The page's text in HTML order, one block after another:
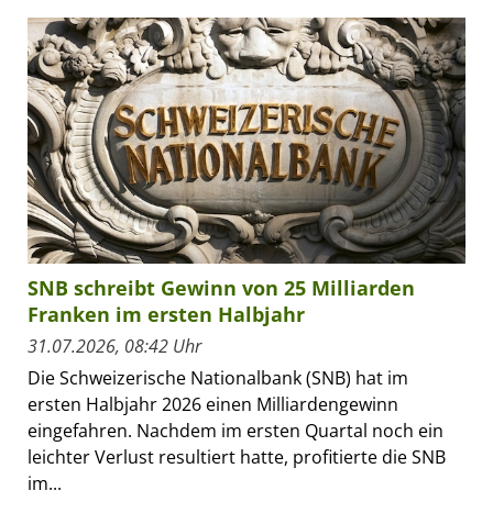
SNB schreibt Gewinn von 25 Milliarden
Franken im ersten Halbjahr
31.07.2026, 08:42 Uhr
Die Schweizerische Nationalbank (SNB) hat im
ersten Halbjahr 2026 einen Milliardengewinn
eingefahren. Nachdem im ersten Quartal noch ein
leichter Verlust resultiert hatte, profitierte die SNB
im...